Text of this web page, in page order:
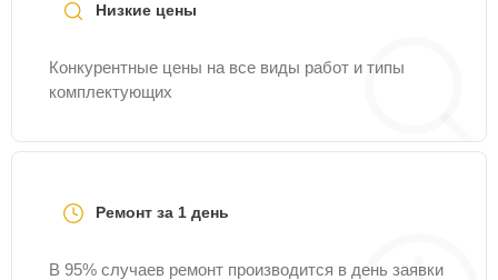
Низкие цены
Конкурентные цены на все виды работ и типы
комплектующих
Ремонт за 1 день
В 95% случаев ремонт производится в день заявки